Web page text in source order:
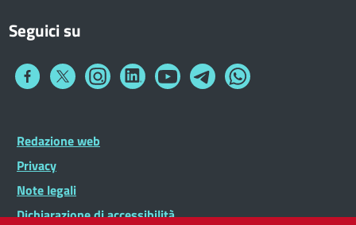
Seguici su
Collegamento
Collegamento
a
Collegamento
a
Collegamento
a
Collegamento
a
Collegamento
a
Collegamento
a
Footer
Widget
Footer
menu
Redazione web
Privacy
Note legali
Dichiarazione di accessibilità